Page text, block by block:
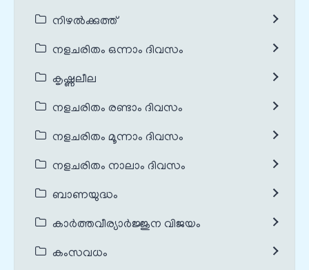
നിഴൽക്കുത്ത്
നളചരിതം ഒന്നാം ദിവസം
കൃഷ്ണലീല
നളചരിതം രണ്ടാം ദിവസം
നളചരിതം മൂന്നാം ദിവസം
നളചരിതം നാലാം ദിവസം
ബാണയുദ്ധം
കാർത്തവീര്യാർജ്ജുന വിജയം
കംസവധം